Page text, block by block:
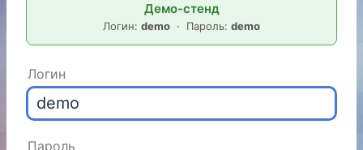
Демо-стенд
Логин: demo · Пароль: demo
Логин
Пароль